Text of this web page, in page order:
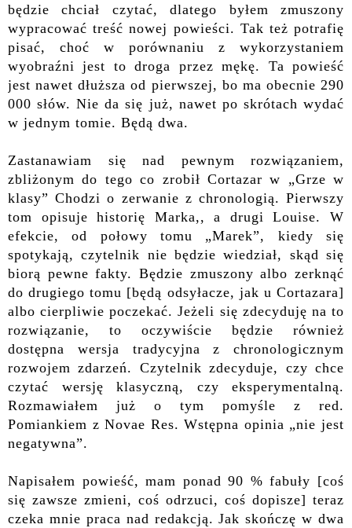
będzie chciał czytać, dlatego byłem zmuszony
wypracować treść nowej powieści. Tak też potrafię
pisać, choć w porównaniu z wykorzystaniem
wyobraźni jest to droga przez mękę. Ta powieść
jest nawet dłuższa od pierwszej, bo ma obecnie 290
000 słów. Nie da się już, nawet po skrótach wydać
w jednym tomie. Będą dwa.
Zastanawiam się nad pewnym rozwiązaniem,
zbliżonym do tego co zrobił Cortazar w „Grze w
klasy” Chodzi o zerwanie z chronologią. Pierwszy
tom opisuje historię Marka,, a drugi Louise. W
efekcie, od połowy tomu „Marek”, kiedy się
spotykają, czytelnik nie będzie wiedział, skąd się
biorą pewne fakty. Będzie zmuszony albo zerknąć
do drugiego tomu [będą odsyłacze, jak u Cortazara]
albo cierpliwie poczekać. Jeżeli się zdecyduję na to
rozwiązanie, to oczywiście będzie również
dostępna wersja tradycyjna z chronologicznym
rozwojem zdarzeń. Czytelnik zdecyduje, czy chce
czytać wersję klasyczną, czy eksperymentalną.
Rozmawiałem już o tym pomyśle z red.
Pomiankiem z Novae Res. Wstępna opinia „nie jest
negatywna”.
Napisałem powieść, mam ponad 90 % fabuły [coś
się zawsze zmieni, coś odrzuci, coś dopisze] teraz
czeka mnie praca nad redakcją. Jak skończę w dwa